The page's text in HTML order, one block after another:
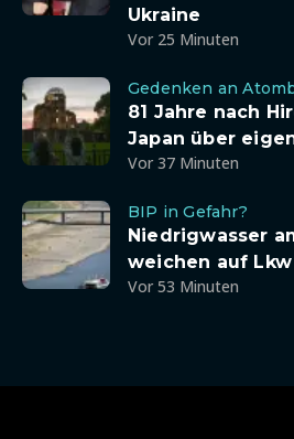
Ukraine
Vor 25 Minuten
Gedenken an
81 Jahre nach
Japan über
Vor 37 Minuten
BIP in Gefahr?
Niedrigwasser
weichen auf
Vor 53 Minuten